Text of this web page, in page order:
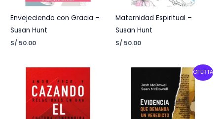
Envejeciendo con Gracia –
Susan Hunt
S/ 50.00
Maternidad Espiritual –
Susan Hunt
S/ 50.00
OFERTA
was:
Current
price
is:
S/ 150.00.